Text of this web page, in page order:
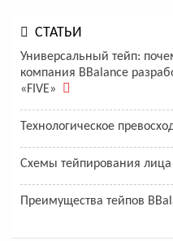
СТАТЬИ
Универсальный тейп:
компания BBalance
«FIVE»
Технологическое
Схемы тейпирования
Преимущества тейпов